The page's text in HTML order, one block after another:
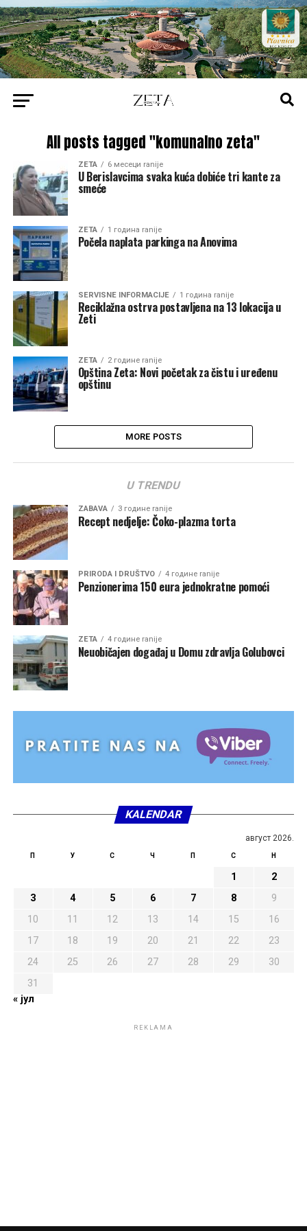
All posts tagged "komunalno zeta"
ZETA 6 месеци ranije
U Berislavcima svaka kuća dobiće tri kante za
smeće
ZETA 1 година ranije
Počela naplata parkinga na Anovima
SERVISNE INFORMACIJE 1 година ranije
Reciklažna ostrva postavljena na 13 lokacija u
Zeti
ZETA 2 године ranije
Opština Zeta: Novi početak za čistu i uređenu
opštinu
MORE POSTS
U TRENDU
ZABAVA 3 године ranije
Recept nedjelje: Čoko-plazma torta
PRIRODA I DRUŠTVO 4 године ranije
Penzionerima 150 eura jednokratne pomoći
ZETA 4 године ranije
Neuobičajen događaj u Domu zdravlja Golubovci
KALENDAR
август 2026.
П У С Ч П С Н
1
2
3
4 5 6 7 8
9
10
11 12 13 14 15
16
17
18 19 20 21 22
23
24
25 26 27 28 29
30
31
« јул
REKLAMA